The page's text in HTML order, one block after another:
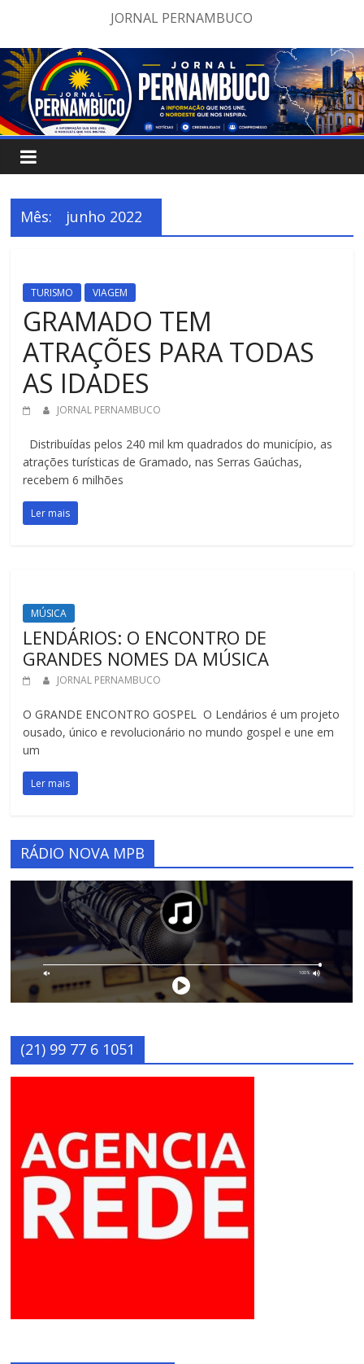
o
conteúdo
JORNAL PERNAMBUCO
Mês: junho 2022
TURISMO VIAGEM
GRAMADO TEM
ATRAÇÕES PARA TODAS
AS IDADES
JORNAL PERNAMBUCO
Distribuídas pelos 240 mil km quadrados do município, as
atrações turísticas de Gramado, nas Serras Gaúchas,
recebem 6 milhões
Ler mais
MÚSICA
LENDÁRIOS: O ENCONTRO DE
GRANDES NOMES DA MÚSICA
JORNAL PERNAMBUCO
O GRANDE ENCONTRO GOSPEL O Lendários é um projeto
ousado, único e revolucionário no mundo gospel e une em
um
Ler mais
RÁDIO NOVA MPB
(21) 99 77 6 1051